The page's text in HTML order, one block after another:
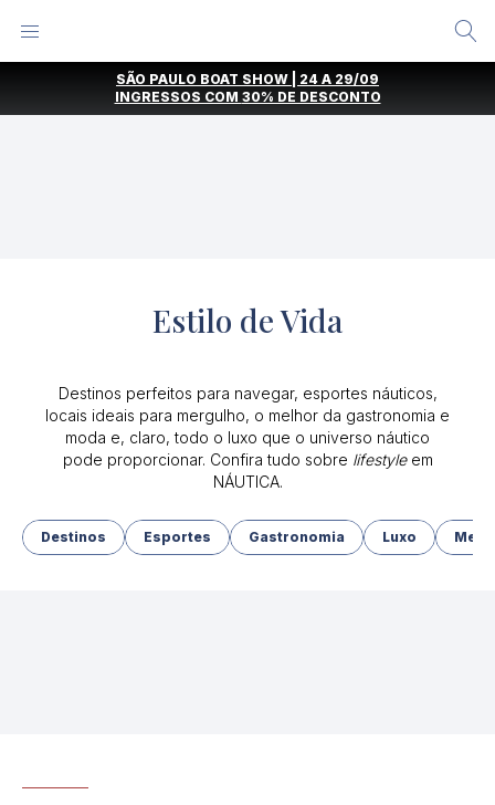
SÃO PAULO BOAT SHOW | 24 A 29/09
INGRESSOS COM 30% DE DESCONTO
Estilo de Vida
Destinos perfeitos para navegar, esportes náuticos,
locais ideais para mergulho, o melhor da gastronomia e
moda e, claro, todo o luxo que o universo náutico
pode proporcionar. Confira tudo sobre lifestyle em
NÁUTICA.
Destinos Esportes Gastronomia Luxo